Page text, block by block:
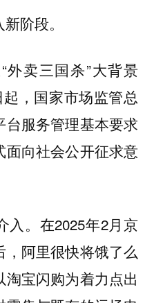
阶段。
卖三国杀”大背景
，国家市场监管总
台服务管理基本要求
面向社会公开征求意
入。在2025年2月京
阿里很快将饿了么
宝闪购为着力点出